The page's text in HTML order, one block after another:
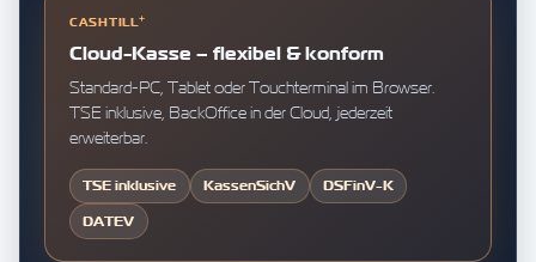
CASHTILL+
Cloud-Kasse – flexibel & konform
Standard-PC, Tablet oder Touchterminal im Browser.
TSE inklusive, BackOffice in der Cloud, jederzeit
erweiterbar.
TSE inklusive KassenSichV DSFinV-K
DATEV